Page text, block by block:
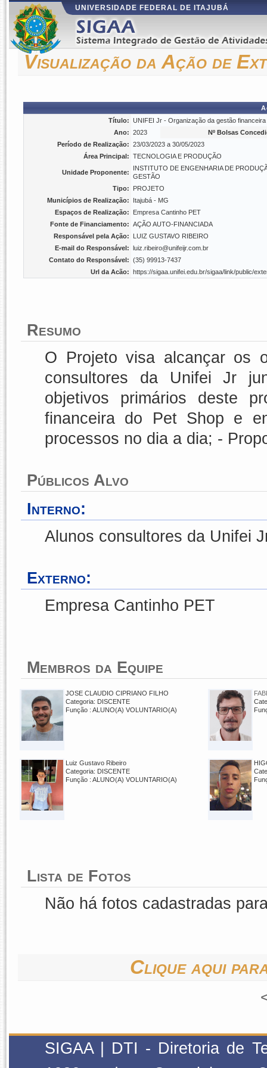
UNIVERSIDADE FEDERAL DE ITAJUBÁ
Visualização da Ação de
Título: UNIFEI Jr - Organização da gestão financeira
Ano: 2023
Nº Bolsas
Período de Realização: 23/03/2023 a 30/05/2023
Área Principal: TECNOLOGIA E PRODUÇÃO
Unidade Proponente:
INSTITUTO DE ENGENHARIA DE
GESTÃO
Tipo:
PROJETO
Municípios de Realização:
Itajubá - MG
Espaços de Realização:
Empresa Cantinho PET
Fonte de Financiamento: AÇÃO AUTO-FINANCIADA
Responsável pela Ação:
LUIZ GUSTAVO RIBEIRO
E-mail do Responsável: luiz.ribeiro@unifeijr.com.br
Contato do Responsável: (35) 99913-7437
Url da Acão: https://sigaa.unifei.edu.br/sigaa/link/public/
Resumo
O Projeto visa alcançar os
consultores da Unifei Jr
objetivos primários deste
financeira do Pet Shop e
processos no dia a dia; -
Públicos Alvo
Interno:
Alunos consultores da Unifei
Externo:
Empresa Cantinho PET
Membros da Equipe
JOSE CLAUDIO CIPRIANO FILHO
Categoria: DISCENTE
Função : ALUNO(A) VOLUNTARIO(A)
Luiz Gustavo Ribeiro
Categoria: DISCENTE
Função : ALUNO(A) VOLUNTARIO(A)
Lista de Fotos
Não há fotos cadastradas
Clique aqui
SIGAA | DTI - Diretoria de